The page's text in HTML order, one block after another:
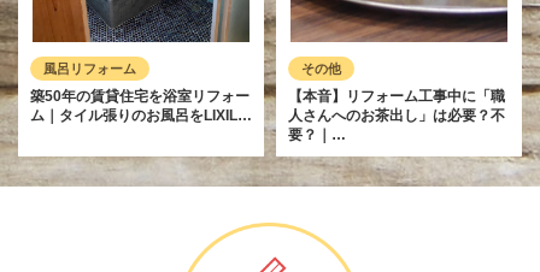
風呂リフォーム
築50年の賃貸住宅を浴室リフォー
ム｜タイル張りのお風呂をLIXIL…
その他
【本音】リフォーム工事中に「職
人さんへのお茶出し」は必要？不
要？｜…